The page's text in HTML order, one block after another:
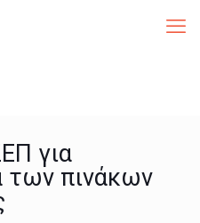
για
των πινάκων